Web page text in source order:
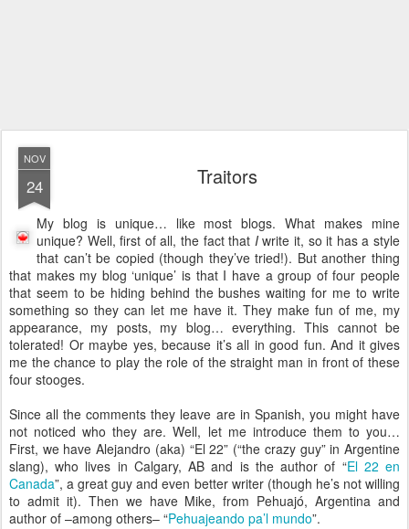
NOV
24 Traitors
My blog is unique… like most blogs. What makes mine
unique? Well, first of all, the fact that Iwrite it, so it has a style
that can’t be copied (though they’ve tried!). But another thing
that makes my blog ‘unique’ is that I have a group of four people
that seem to be hiding behind the bushes waiting for me to write
something so they can let me have it. They make fun of me, my
appearance, my posts, my blog… everything. This cannot be
tolerated! Or maybe yes, because it’s all in good fun. And it gives
me the chance to play the role of the straight man in front of these
four stooges.
Since all the comments they leave are in Spanish, you might have
not noticed who they are. Well, let me introduce them to you…
First, we have Alejandro (aka) “El 22” (“the crazy guy” in Argentine
slang), who lives in Calgary, AB and is the author of “El 22 en
Canada”, a great guy and even better writer (though he’s not willing
to admit it). Then we have Mike, from Pehuajó, Argentina and
author of –among others– “Pehuajeando pa’l mundo”.